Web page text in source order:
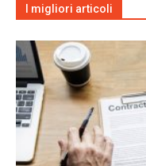
I migliori articoli